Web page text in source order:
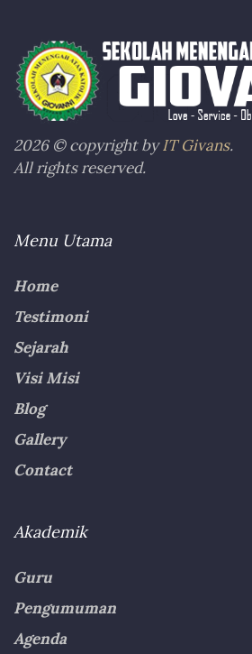
2026 © copyright byIT Givans.
All rights reserved.
Menu Utama
Home
Testimoni
Sejarah
Visi Misi
Blog
Gallery
Contact
Akademik
Guru
Pengumuman
Agenda